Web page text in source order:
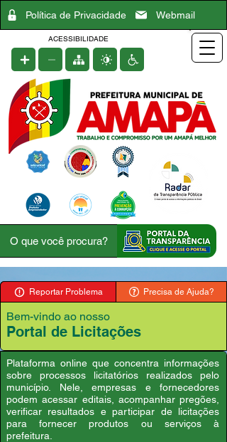
Política de Privacidade Webmail
ACESSIBILIDADE
Reportar Problema Precisa de Ajuda?
Bem-vindo ao nosso
Portal de Licitações
Plataforma online que concentra informações
sobre processos licitatórios realizados pelo
município. Nele, empresas e fornecedores
podem acessar editais, acompanhar pregões,
verificar resultados e participar de licitações
para fornecer produtos ou serviços à
prefeitura.